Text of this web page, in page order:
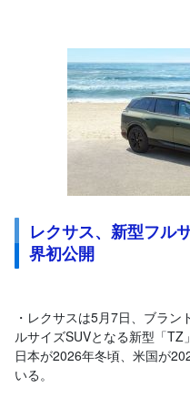
レクサス、新型フル
界初公開
・レクサスは5月7日、ブラ
ルサイズSUVとなる新型「TZ
日本が2026年冬頃、米国が
いる。